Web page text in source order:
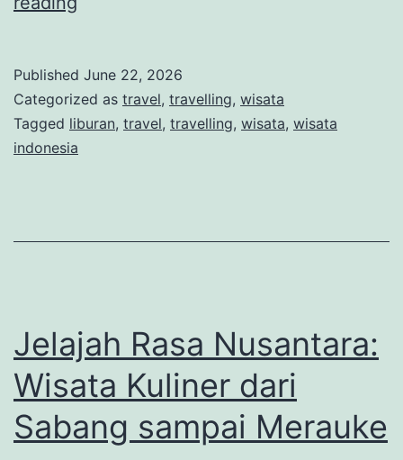
Visa
untuk
Warga
2026
Published June 22, 2026
Categorized as travel, travelling, wisata
Tagged liburan, travel, travelling, wisata, wisata
indonesia
Jelajah Rasa Nusantara:
Wisata Kuliner dari
Sabang sampai Merauke